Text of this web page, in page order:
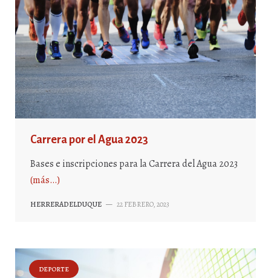
Carrera por el Agua 2023
Bases e inscripciones para la Carrera del Agua 2023
(más…)
HERRERADELDUQUE — 22 FEBRERO, 2023
DEPORTE